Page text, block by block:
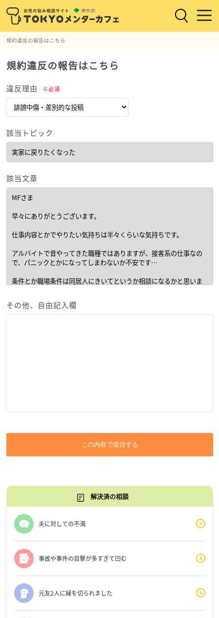
規約違反の報告はこちら
規約違反の報告はこちら
違反理由 ※必須
該当トピック
該当文章
その他、自由記入欄
この内容で送信する
解決済の相談
夫に対しての不満
事故や事件の目撃が多すぎて凹む
元友2人に縁を切られました